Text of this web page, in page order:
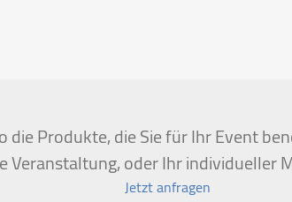
Produkte, die Sie für Ihr Event
Veranstaltung, oder Ihr individueller
Jetzt anfragen